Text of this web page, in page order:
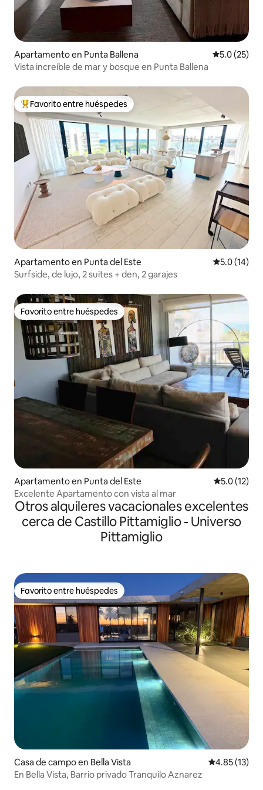
Apartamento en Punta Ballena Calificación
5.0 (25)
Vista increíble de mar y bosque en Punta Ballena
Favorito entre huéspedes preferido
Favorito entre huéspedes
Apartamento en Punta del Este Calificación
5.0 (14)
Surfside, de lujo, 2 suites + den, 2 garajes
Favorito entre huéspedes
Favorito entre huéspedes
Apartamento en Punta del Este Calificación
5.0 (12)
Excelente Apartamento con vista al mar
Otros alquileres vacacionales excelentes
cerca de Castillo Pittamiglio - Universo
Pittamiglio
Favorito entre huéspedes
Favorito entre huéspedes
Casa de campo en Bella Vista Calificación
4.85 (13)
En Bella Vista, Barrio privado Tranquilo Aznarez